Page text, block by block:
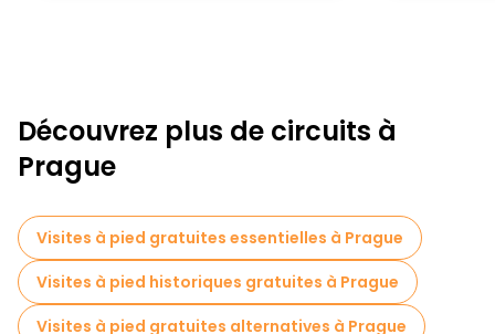
Découvrez plus de circuits à
Prague
Visites à pied gratuites essentielles à Prague
Visites à pied historiques gratuites à Prague
Visites à pied gratuites alternatives à Prague